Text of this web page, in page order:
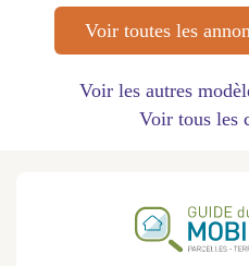
Voir toutes les
Voir les autres
Voir tous les